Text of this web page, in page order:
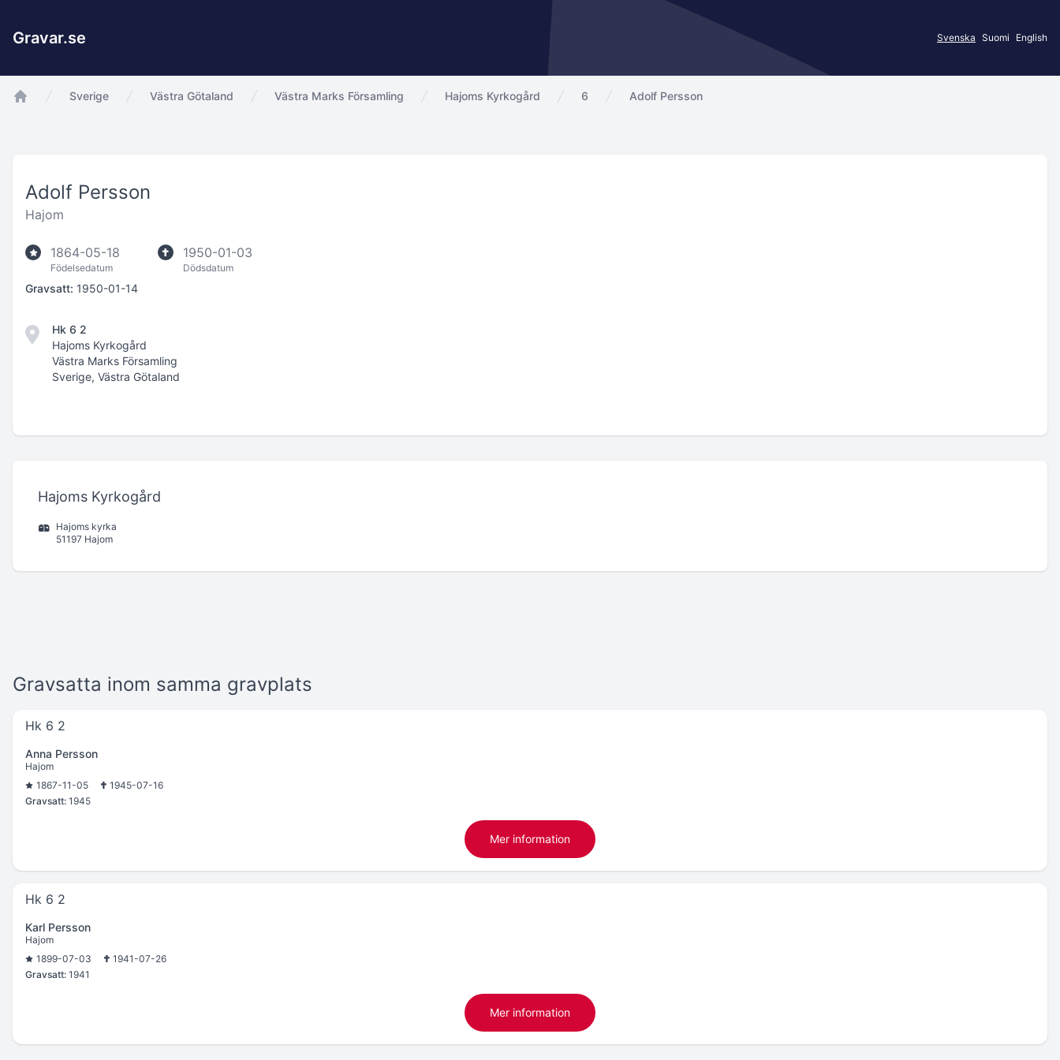
Gravar.se Svenska Suomi English
Sverige Västra Götaland Västra Marks Församling Hajoms Kyrkogård 6 Adolf Persson
Adolf Persson
Hajom
1864-05-18
Födelsedatum
1950-01-03
Dödsdatum
Gravsatt: 1950-01-14
Hk 6 2
Hajoms Kyrkogård
Västra Marks Församling
Sverige, Västra Götaland
Hajoms Kyrkogård
Hajoms kyrka
51197 Hajom
Gravsatta inom samma gravplats
Hk 6 2
Anna Persson
Hajom
1867-11-05
1945-07-16
Gravsatt: 1945
Mer information
Hk 6 2
Karl Persson
Hajom
1899-07-03
1941-07-26
Gravsatt: 1941
Mer information